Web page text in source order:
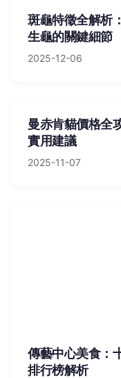
斑龜特徵全解析
生龜的關鍵細節
2025-12-06
曼赤肯貓價格全
實用建議
2025-11-07
傳藝中心美食：
排行榜解析